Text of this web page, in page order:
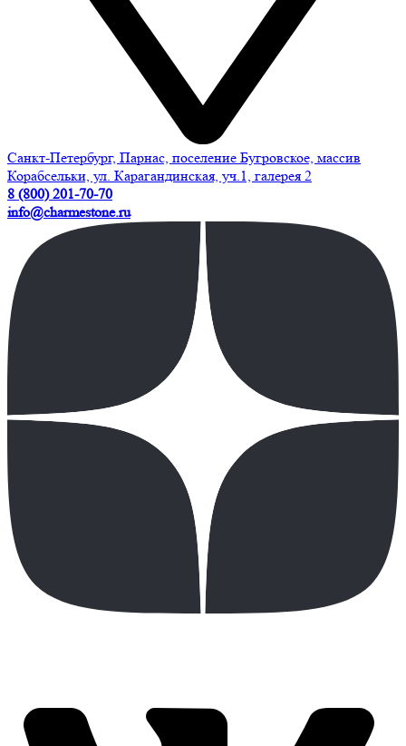
Санкт-Петербург, Парнас, поселение Бугровское, массив
Корабсельки, ул. Карагандинская, уч.1, галерея 2
8 (800) 201-70-70
info@charmestone.ru